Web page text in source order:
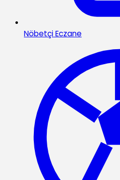
Nöbetçi Eczane